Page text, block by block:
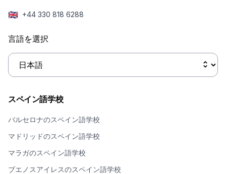
🇬🇧 +44 330 818 6288
言語を選択
スペイン語学校
バルセロナのスペイン語学校
マドリッドのスペイン語学校
マラガのスペイン語学校
ブエノスアイレスのスペイン語学校